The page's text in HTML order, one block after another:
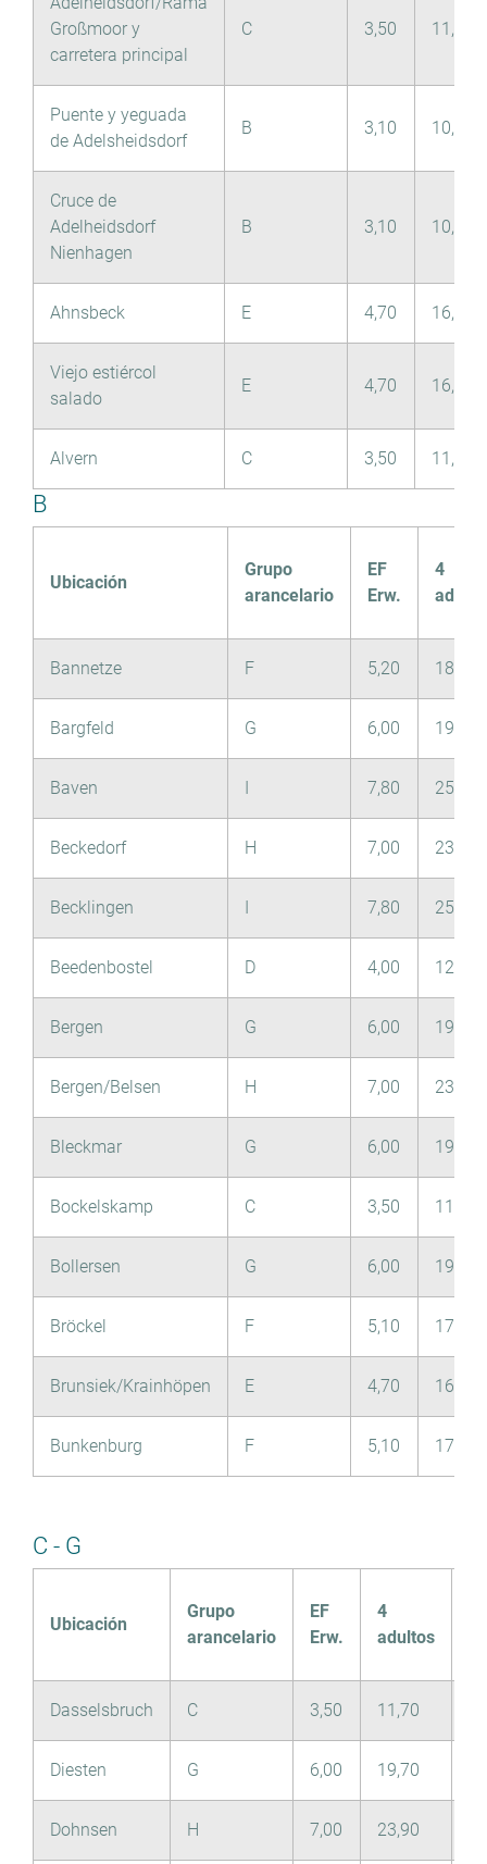
Großmoor y
carretera principal
C 3,50 11,70
Puente y yeguada
de Adelsheidsdorf
B 3,10 10,10
Cruce de
Adelheidsdorf
Nienhagen
B 3,10 10,10
Ahnsbeck E 4,70 16,00
Viejo estiércol
salado
E 4,70 16,00
Alvern C 3,50 11,70
B
Ubicación
Grupo
arancelario
EF
Erw.
4
Bannetze F 5,20 18,00
Bargfeld G 6,00 19,70
Baven I 7,80 25,70
Beckedorf H 7,00 23,90
Becklingen I 7,80 25,70
Beedenbostel D 4,00 12,80
Bergen G 6,00 19,70
Bergen/Belsen H 7,00 23,90
Bleckmar G 6,00 19,70
Bockelskamp C 3,50 11,70
Bollersen G 6,00 19,70
Bröckel F 5,10 17,50
Brunsiek/Krainhöpen E 4,70 16,00
Bunkenburg F 5,10 17,50
C - G
Ubicación
Grupo
arancelario
EF
Erw.
4
adultos
Dasselsbruch C 3,50 11,70
Diesten G 6,00 19,70
Dohnsen H 7,00 23,90